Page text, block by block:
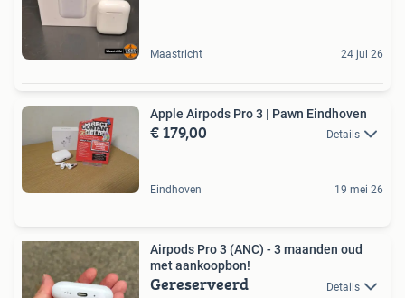
Maastricht 24 jul 26
Apple Airpods Pro 3 | Pawn Eindhoven
€ 179,00 Details
Eindhoven 19 mei 26
Airpods Pro 3 (ANC) - 3 maanden oud
met aankoopbon!
Gereserveerd Details